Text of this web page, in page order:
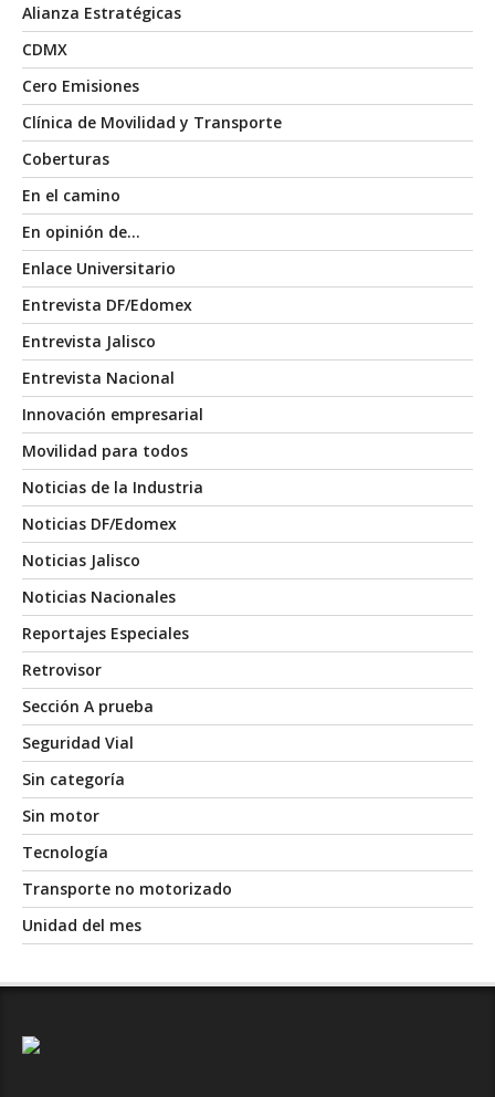
Alianza Estratégicas
CDMX
Cero Emisiones
Clínica de Movilidad y Transporte
Coberturas
En el camino
En opinión de…
Enlace Universitario
Entrevista DF/Edomex
Entrevista Jalisco
Entrevista Nacional
Innovación empresarial
Movilidad para todos
Noticias de la Industria
Noticias DF/Edomex
Noticias Jalisco
Noticias Nacionales
Reportajes Especiales
Retrovisor
Sección A prueba
Seguridad Vial
Sin categoría
Sin motor
Tecnología
Transporte no motorizado
Unidad del mes